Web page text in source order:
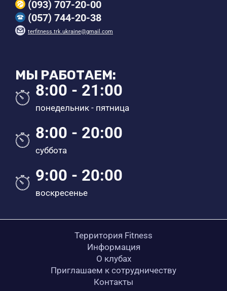
(093) 707-20-00
(057) 744-20-38
terfitness.trk.ukraine@gmail.com
МЫ РАБОТАЕМ:
8:00 - 21:00
понедельник - пятница
8:00 - 20:00
суббота
9:00 - 20:00
воскресенье
Территория Fitness
Информация
О клубах
Приглашаем к сотрудничеству
Контакты